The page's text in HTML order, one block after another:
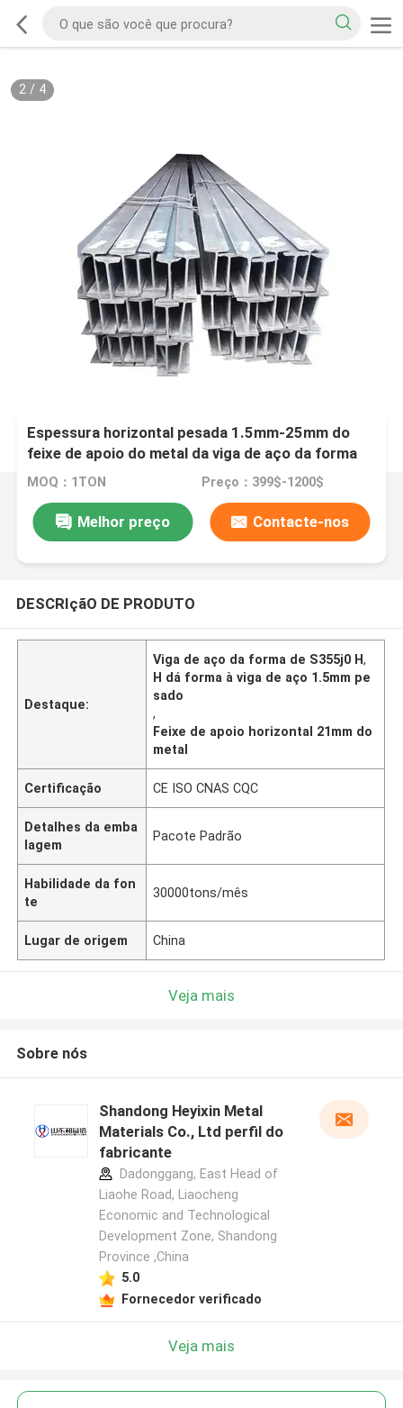
2/ 4
Espessura horizontal pesada 1.5mm-25mm do
feixe de apoio do metal da viga de aço da forma
de S355j0 H
MOQ：1TON Preço：399$-1200$
Melhor preço Contacte-nos
DESCRIçãO DE PRODUTO
Destaque:
Viga de aço da forma de S355j0 H,
H dá forma à viga de aço 1.5mm pe
sado
,
Feixe de apoio horizontal 21mm do
metal
Certificação CE ISO CNAS CQC
Detalhes da emba
lagem
Pacote Padrão
Habilidade da fon
te
30000tons/mês
Lugar de origem China
Veja mais
Sobre nós
Shandong Heyixin Metal
Materials Co., Ltd perfil do
fabricante
Dadonggang, East Head of
Liaohe Road, Liaocheng
Economic and Technological
Development Zone, Shandong
Province ,China
5.0
Fornecedor verificado
Veja mais